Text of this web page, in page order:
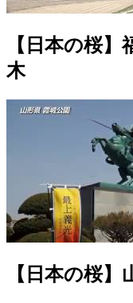
【日本の桜
木
【日本の桜